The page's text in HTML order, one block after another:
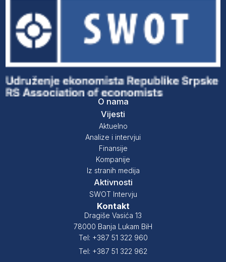
O nama
Vijesti
Aktuelno
Analize i intervjui
Finansije
Kompanije
Iz stranih medija
Aktivnosti
SWOT Intervju
Kontakt
Dragiše Vasića 13
78000 Banja Lukam BiH
Tel: +387 51 322 960
Tel: +387 51 322 962